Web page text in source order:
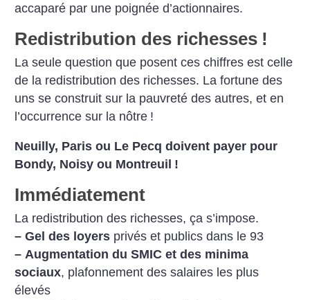
accaparé par une poignée d’actionnaires.
Redistribution des richesses !
La seule question que posent ces chiffres est celle
de la redistribution des richesses. La fortune des
uns se construit sur la pauvreté des autres, et en
l’occurrence sur la nôtre !
Neuilly, Paris ou Le Pecq doivent payer pour
Bondy, Noisy ou Montreuil !
Immédiatement
La redistribution des richesses, ça s’impose.
– Gel des loyers privés et publics dans le 93
– Augmentation du SMIC et des minima
sociaux, plafonnement des salaires les plus
élevés